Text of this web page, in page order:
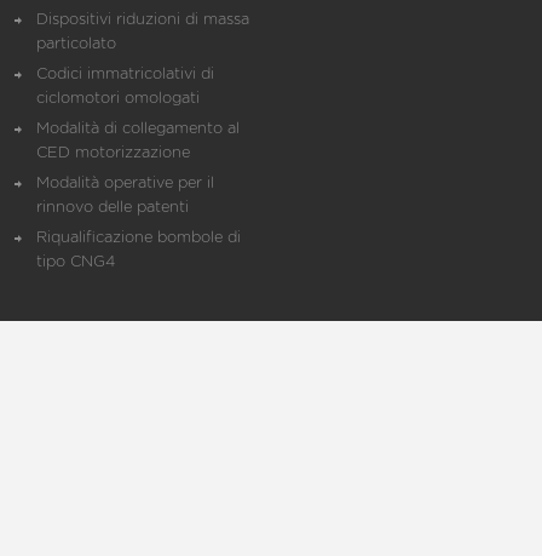
Dispositivi riduzioni di massa
particolato
Codici immatricolativi di
ciclomotori omologati
Modalità di collegamento al
CED motorizzazione
Modalità operative per il
rinnovo delle patenti
Riqualificazione bombole di
tipo CNG4